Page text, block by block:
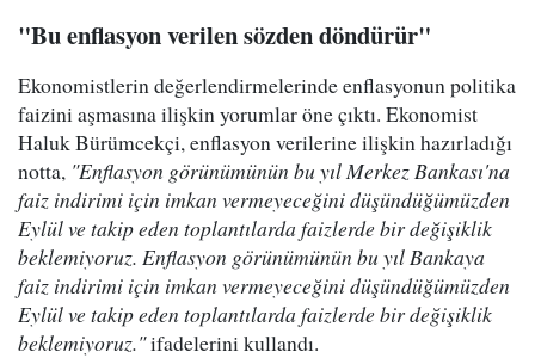
"Bu enflasyon verilen sözden döndürür"
Ekonomistlerin değerlendirmelerinde enflasyonun politika
faizini aşmasına ilişkin yorumlar öne çıktı. Ekonomist
Haluk Bürümcekçi, enflasyon verilerine ilişkin hazırladığı
notta, "Enflasyon görünümünün bu yıl Merkez Bankası'na
faiz indirimi için imkan vermeyeceğini düşündüğümüzden
Eylül ve takip eden toplantılarda faizlerde bir değişiklik
beklemiyoruz. Enflasyon görünümünün bu yıl Bankaya
faiz indirimi için imkan vermeyeceğini düşündüğümüzden
Eylül ve takip eden toplantılarda faizlerde bir değişiklik
beklemiyoruz."ifadelerini kullandı.